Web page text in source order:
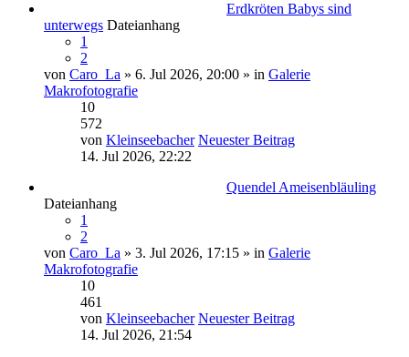
Erdkröten Babys sind
unterwegs Dateianhang
1
2
von Caro_La » 6. Jul 2026, 20:00 » in Galerie
Makrofotografie
10
572
von Kleinseebacher Neuester Beitrag
14. Jul 2026, 22:22
Quendel Ameisenbläuling
Dateianhang
1
2
von Caro_La » 3. Jul 2026, 17:15 » in Galerie
Makrofotografie
10
461
von Kleinseebacher Neuester Beitrag
14. Jul 2026, 21:54